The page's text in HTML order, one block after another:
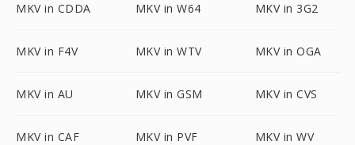
MKV in CDDA MKV in W64 MKV in 3G2
MKV in F4V MKV in WTV MKV in OGA
MKV in AU MKV in GSM MKV in CVS
MKV in CAF MKV in PVF MKV in WV